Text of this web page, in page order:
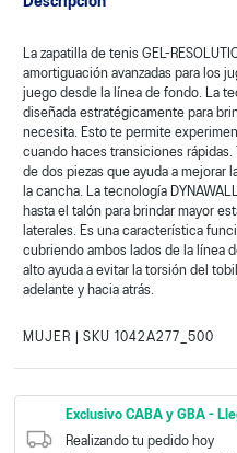
La zapatilla de tenis GEL-
amortiguación avanzadas para los
juego desde la línea de fondo. La
diseñada estratégicamente para
necesita. Esto te permite
cuando haces transiciones
de dos piezas que ayuda a mejorar
la cancha. La tecnología
hasta el talón para brindar mayor
laterales. Es una característica
cubriendo ambos lados de la línea
alto ayuda a evitar la torsión del
adelante y hacia atrás.
MUJER SKU 1042A277_500
Exclusivo CABA y GBA -
Realizando tu pedido hoy